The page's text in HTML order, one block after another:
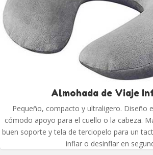
Almohada de Viaje
Pequeño, compacto y ultraligero. Diseño
cómodo apoyo para el cuello o la cabeza.
buen soporte y tela de terciopelo para un
inflar o desinflar en